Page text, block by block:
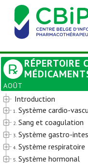
RÉPERTOIRE
AOÛT
Introduction
1. Système cardio-
2. Sang et coagulation
3. Système gastro-
4. Système respiratoire
5. Système hormonal